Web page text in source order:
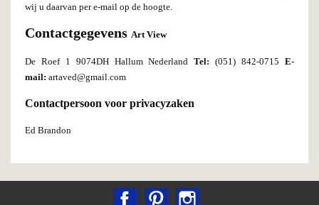
wij u daarvan per e-mail op de hoogte.
Contactgegevens Art View
De Roef 1 9074DH Hallum NederlandTel:(051) 842-0715E-
mail: artaved@gmail.com
Contactpersoon voor privacyzaken
Ed Brandon
FacebookPinterest